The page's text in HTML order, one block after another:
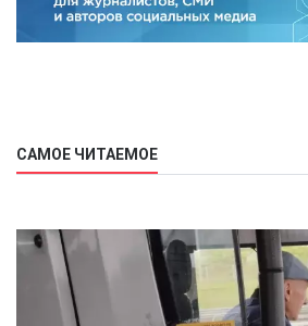
САМОЕ ЧИТАЕМОЕ